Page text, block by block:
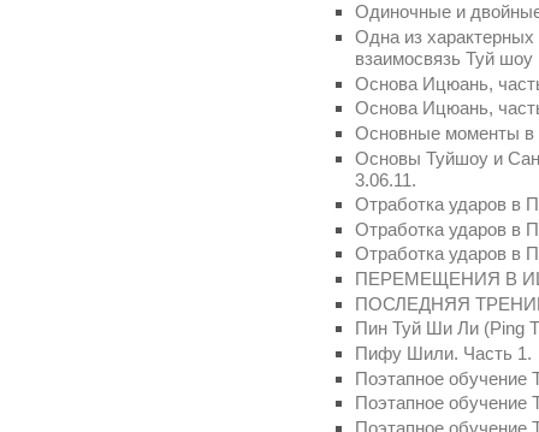
Одиночные и
Одна из
взаимосвязь Туй шоу
Основа Ицюань,
Основа Ицюань,
Основные моменты
Основы Туйшоу и
3.06.11.
Отработка ударов в
Отработка ударов в
Отработка ударов в
ПЕРЕМЕЩЕНИЯ В
ПОСЛЕДНЯЯ
Пин Туй Ши Ли (Ping
Пифу Шили. Часть 1.
Поэтапное обучение
Поэтапное обучение
Поэтапное обучение